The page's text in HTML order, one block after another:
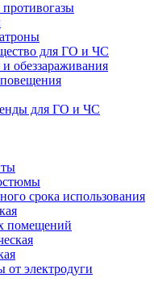
для ГО и ЧС
обеззараживания
для ГО и ЧС
срока использования
помещений
электродуги